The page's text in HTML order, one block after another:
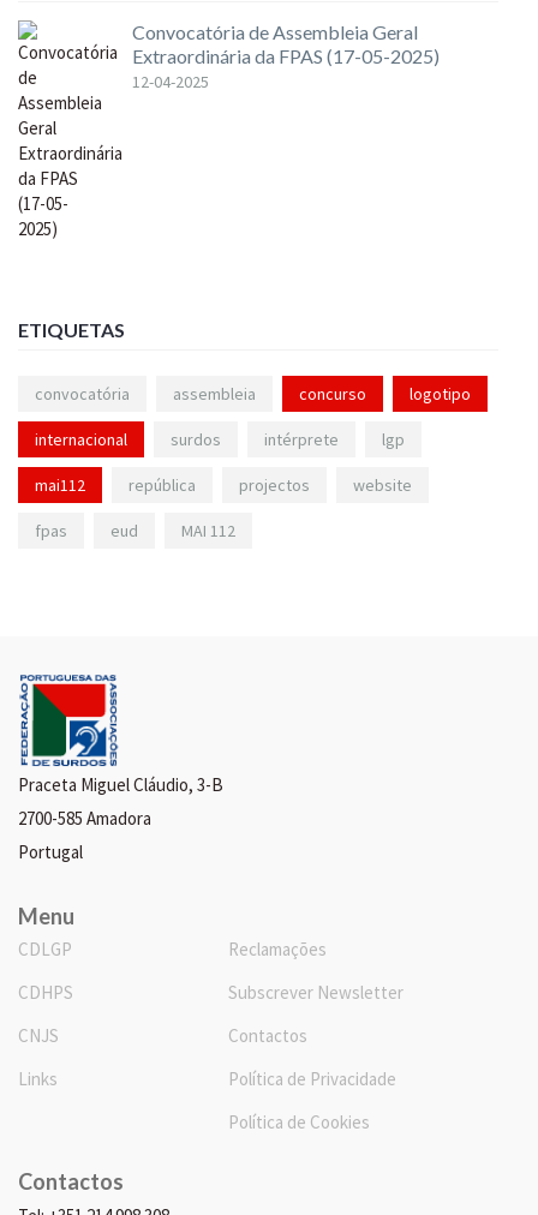
Convocatória de Assembleia Geral
Extraordinária da FPAS (17-05-2025)
12-04-2025
ETIQUETAS
convocatória assembleia concurso logotipo
internacional surdos intérprete lgp
mai112 república projectos website
fpas eud MAI 112
Praceta Miguel Cláudio, 3-B
2700-585 Amadora
Portugal
Menu
CDLGP
CDHPS
CNJS
Links
Reclamações
Subscrever Newsletter
Contactos
Política de Privacidade
Política de Cookies
Contactos